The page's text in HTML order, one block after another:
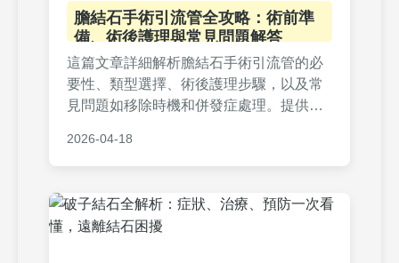
膽結石手術引流管全攻略：術前準
備、術後護理與常見問題解答
這篇文章詳細解析膽結石手術引流管的必
要性、類型選擇、術後護理步驟，以及常
見問題如移除時機和併發症處理。提供實
程順利。內容涵蓋從手術前到恢復期的全
方位資訊，適合正在面臨膽結石手術的患
2026-04-18